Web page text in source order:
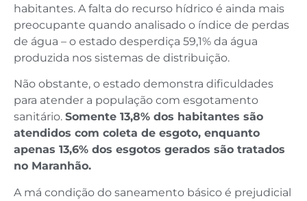
habitantes. A falta do recurso hídrico é ainda mais
preocupante quando analisado o índice de perdas
de água – o estado desperdiça 59,1% da água
produzida nos sistemas de distribuição.
Não obstante, o estado demonstra dificuldades
para atender a população com esgotamento
sanitário. Somente 13,8% dos habitantes são
atendidos com coleta de esgoto, enquanto
apenas 13,6% dos esgotos gerados são tratados
no Maranhão.
A má condição do saneamento básico é prejudicial